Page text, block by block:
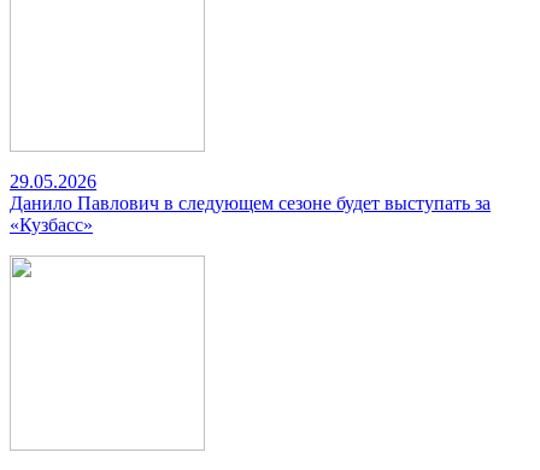
29.05.2026
Данило Павлович в следующем сезоне будет выступать за
«Кузбасс»